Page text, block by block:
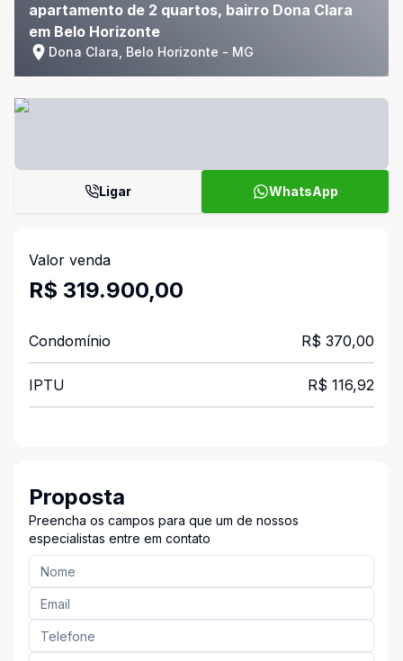
apartamento de 2 quartos, bairro Dona Clara
em Belo Horizonte
Dona Clara, Belo Horizonte - MG
Ligar WhatsApp
Valor venda
R$ 319.900,00
Condomínio R$ 370,00
IPTU R$ 116,92
Proposta
Preencha os campos para que um de nossos
especialistas entre em contato